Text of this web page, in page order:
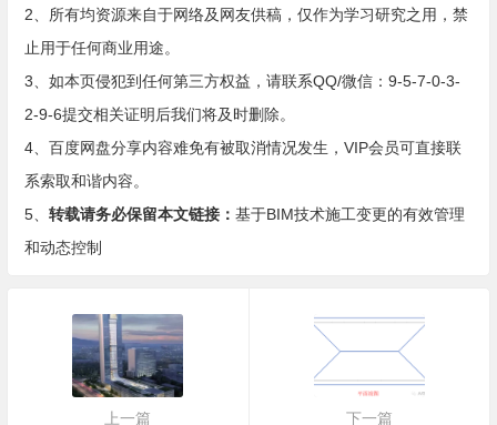
2、所有均资源来自于网络及网友供稿，仅作为学习研究之用，禁
止用于任何商业用途。
3、如本页侵犯到任何第三方权益，请联系QQ/微信：9-5-7-0-3-
2-9-6提交相关证明后我们将及时删除。
4、百度网盘分享内容难免有被取消情况发生，VIP会员可直接联
系索取和谐内容。
5、 转载请务必保留本文链接： 基于BIM技术施工变更的有效管理
和动态控制
上一篇
下一篇